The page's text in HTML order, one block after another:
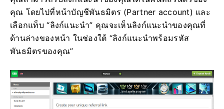
คุณ โดยไปที่หน้าบัญชีพันธมิตร (Partner account) และ
เลือกแท็บ “ลิงก์แนะนำ” คุณจะเห็นลิงก์แนะนำของคุณที่
ด้านล่างของหน้า ในช่องใต้ “ลิงก์แนะนำพร้อมรหัส
พันธมิตรของคุณ”